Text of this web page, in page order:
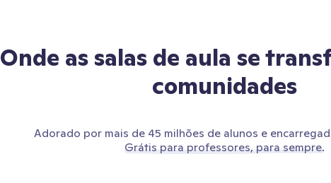
Onde as salas de aula se
comunidades
Adorado por mais de 45 milhões de alunos e
Grátis para professores, para sempre.